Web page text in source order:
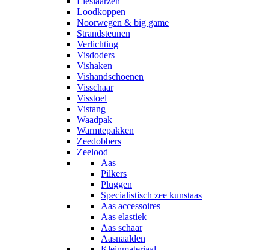
Loodkoppen
Noorwegen & big game
Strandsteunen
Verlichting
Visdoders
Vishaken
Vishandschoenen
Visschaar
Visstoel
Vistang
Waadpak
Warmtepakken
Zeedobbers
Zeelood
Aas
Pilkers
Pluggen
Specialistisch zee kunstaas
Aas accessoires
Aas elastiek
Aas schaar
Aasnaalden